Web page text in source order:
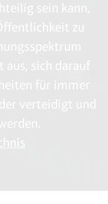
sein kann,
zu
sich darauf
für immer
verteidigt und